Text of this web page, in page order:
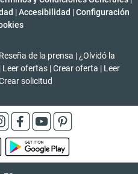
| Accesibilidad | Configuración
Reseña de la prensa | ¿Olvidó la
| Leer ofertas | Crear oferta | Leer
solicitud